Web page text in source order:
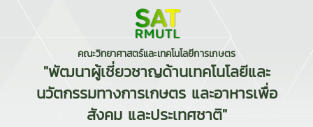
คณะวิทยาศาสตร์และเทคโนโลยีการเกษตร
"พัฒนาผู้เชี่ยวชาญด้านเทคโนโลยีและ
นวัตกรรมทางการเกษตร และอาหารเพื่อ
สังคม และประเทศชาติ"